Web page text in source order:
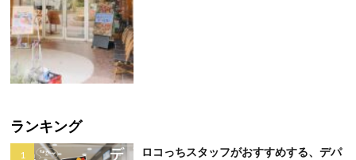
ランキング
ロコっちスタッフがおすすめする、デパ